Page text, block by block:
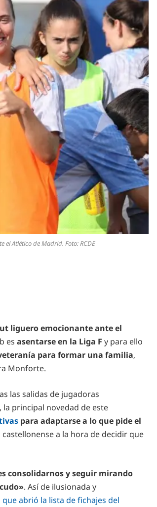
Atlético de Madrid. Foto: RCDE
liguero emocionante ante el
es asentarse en la Liga F y para ello
para formar una familia,
Monforte.
las salidas de jugadoras
, la principal novedad de este
para adaptarse a lo que pide el
a la hora de decidir que
consolidarnos y seguir mirando
. Así de ilusionada y
abrió la lista de fichajes del